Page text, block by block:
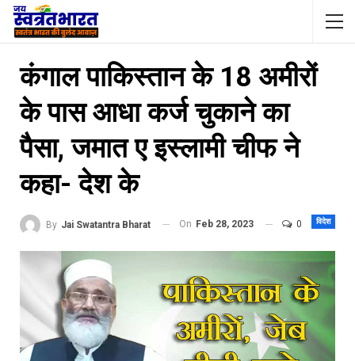
कंगाल पाकिस्तान के 18 अमीरों
के पास आधा कर्ज चुकाने का
पैसा, जमात ए इस्लामी चीफ ने
कहा- देश के
विदेश
By Jai Swatantra Bharat On Feb 28, 2023 0